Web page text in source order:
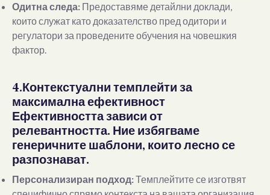
Одитна следа: Предоставяме детайлни доклади,
които служат като доказателство пред одитори и
регулатори за проведените обучения на човешкия
фактор.
4.Контекстуални темплейти за
максимална ефективност
Ефективността зависи от
релевантността. Ние избягваме
генеричните шаблони, които лесно се
разпознават.
Персонализиран подход:Темплейтите се изготвят